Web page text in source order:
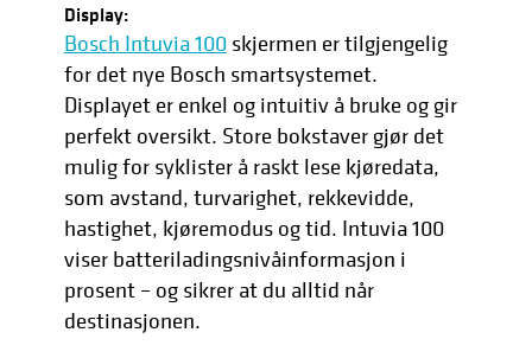
Display:
Bosch Intuvia 100skjermen er tilgjengelig
for det nye Bosch smartsystemet.
Displayet er enkel og intuitiv å bruke og gir
perfekt oversikt. Store bokstaver gjør det
mulig for syklister å raskt lese kjøredata,
som avstand, turvarighet, rekkevidde,
hastighet, kjøremodus og tid. Intuvia 100
viser batteriladingsnivåinformasjon i
prosent – og sikrer at du alltid når
destinasjonen.